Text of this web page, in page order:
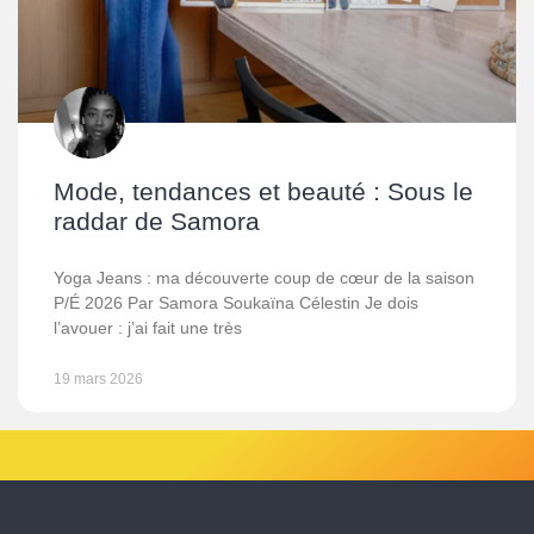
Mode, tendances et beauté : Sous le
raddar de Samora
Yoga Jeans : ma découverte coup de cœur de la saison
P/É 2026 Par Samora Soukaïna Célestin Je dois
l’avouer : j’ai fait une très
19 mars 2026